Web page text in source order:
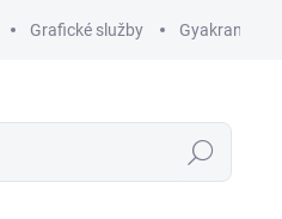
Grafické služby Gyakran
Keresés